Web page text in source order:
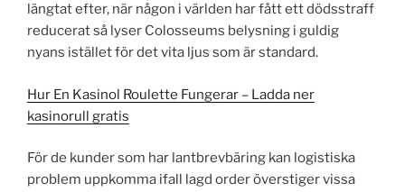
längtat efter, när någon i världen har fått ett dödsstraff
reducerat så lyser Colosseums belysning i guldig
nyans istället för det vita ljus som är standard.
Hur En Kasinol Roulette Fungerar – Ladda ner
kasinorull gratis
För de kunder som har lantbrevbäring kan logistiska
problem uppkomma ifall lagd order överstiger vissa